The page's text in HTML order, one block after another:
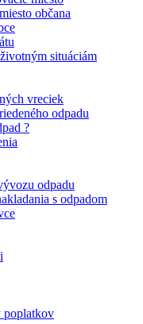
občana
situáciám
vreciek
odpadu
?
odpadu
s odpadom
poplatkov